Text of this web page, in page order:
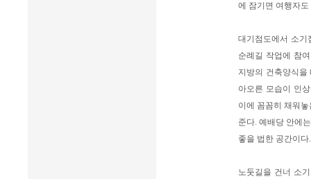
에 잠기면 여행자
대기점도에서 소
순례길 작업에 참
지방의 건축양식을
아오른 모습이 인
이에 꼼꼼히 채워
준다. 예배당 안에
좋을 법한 공간이다.
노둣길을 건너 소